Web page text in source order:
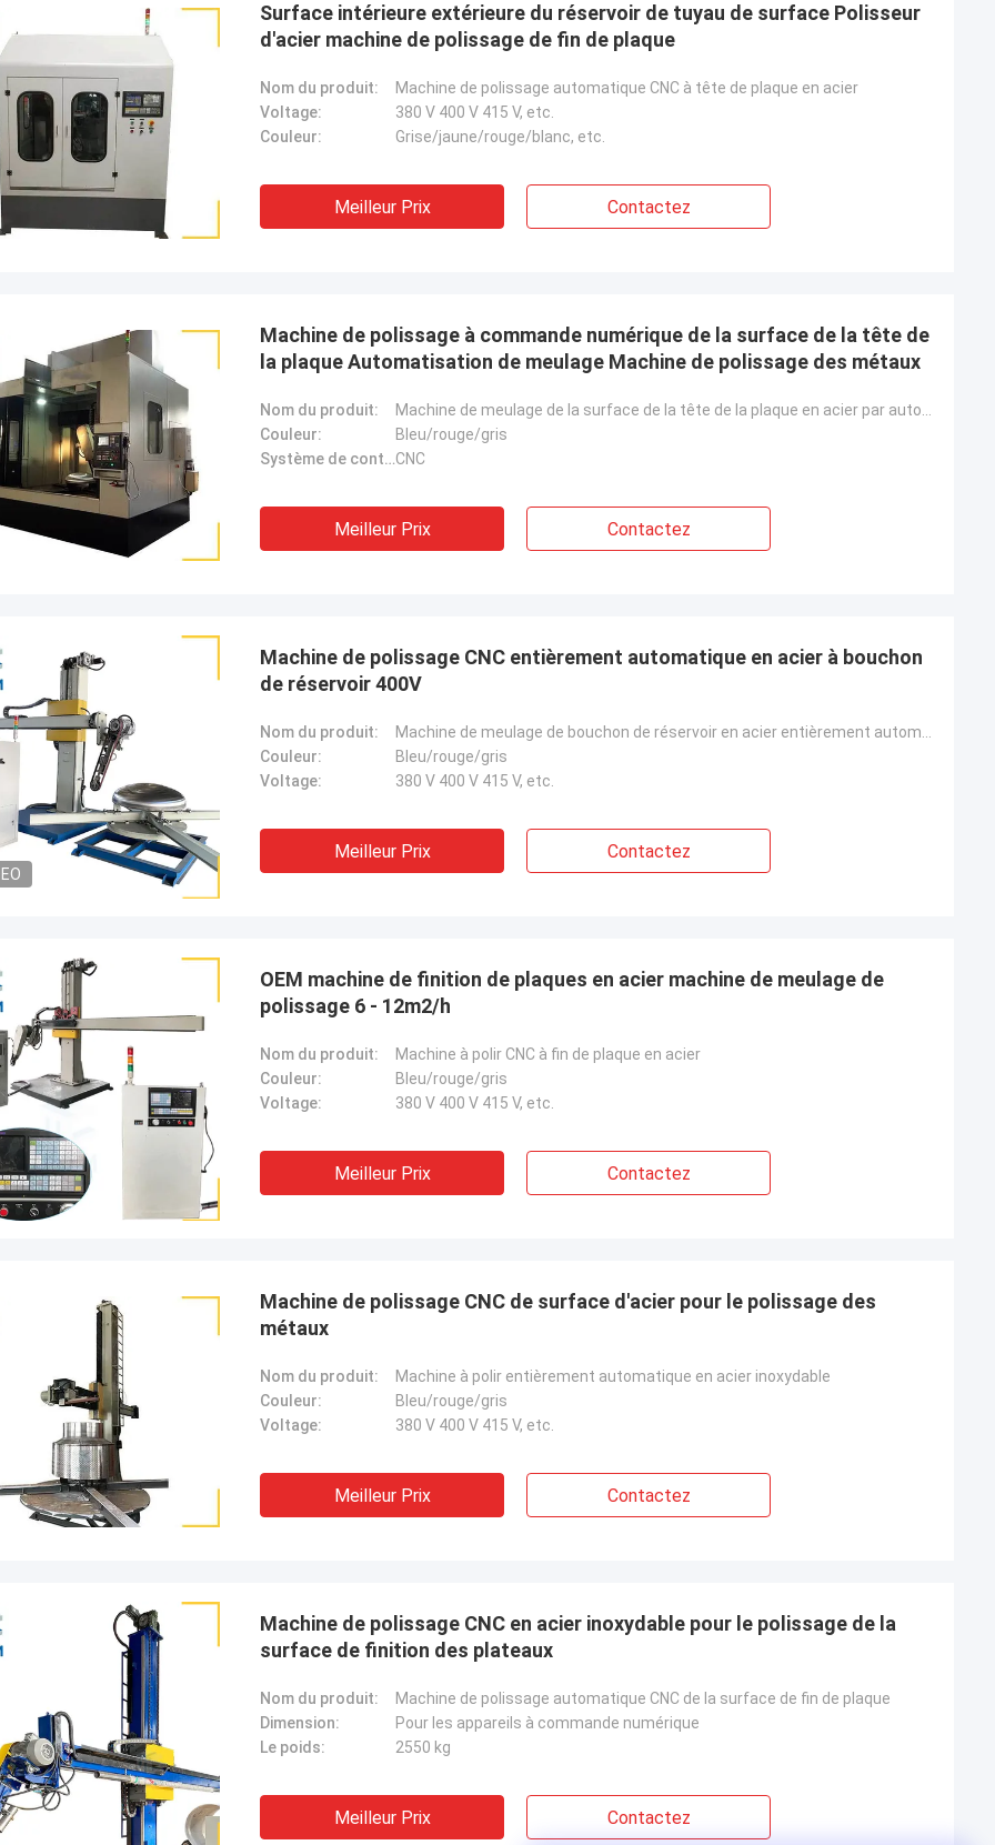
Surface intérieure extérieure du réservoir de tuyau de surface Polisseur
d'acier machine de polissage de fin de plaque
Nom du produit:
Machine de polissage automatique CNC à tête de plaque en acier
Voltage:
380 V 400 V 415 V, etc.
Couleur:
Grise/jaune/rouge/blanc, etc.
Meilleur Prix Contactez
Machine de polissage à commande numérique de la surface de la tête de
la plaque Automatisation de meulage Machine de polissage des métaux
Nom du produit:
Couleur:
Bleu/rouge/gris
Système de contrôle:CNC
Meilleur Prix Contactez
Machine de polissage CNC entièrement automatique en acier à bouchon
de réservoir 400V
Nom du produit:
Couleur:
Bleu/rouge/gris
Voltage:
380 V 400 V 415 V, etc.
Meilleur Prix Contactez
OEM machine de finition de plaques en acier machine de meulage de
polissage 6 - 12m2/h
Nom du produit:
Machine à polir CNC à fin de plaque en acier
Couleur:
Bleu/rouge/gris
Voltage:
380 V 400 V 415 V, etc.
Meilleur Prix Contactez
Machine de polissage CNC de surface d'acier pour le polissage des
métaux
Nom du produit:
Machine à polir entièrement automatique en acier inoxydable
Couleur:
Bleu/rouge/gris
Voltage:
380 V 400 V 415 V, etc.
Meilleur Prix Contactez
Machine de polissage CNC en acier inoxydable pour le polissage de la
surface de finition des plateaux
Nom du produit:
Machine de polissage automatique CNC de la surface de fin de plaque
Dimension:
Pour les appareils à commande numérique
Le poids:
2550 kg
Meilleur Prix Contactez